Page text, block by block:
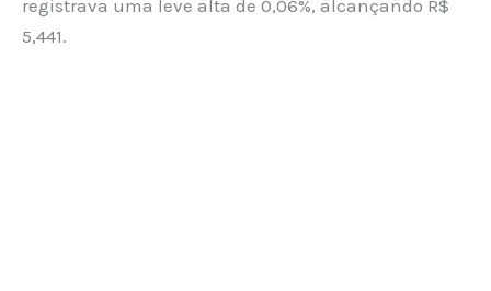
registrava uma leve alta de 0,06%, alcançando R$
5,441.